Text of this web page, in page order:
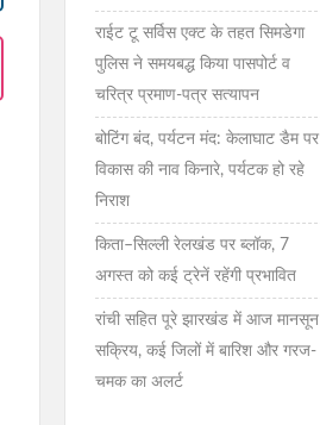
राईट टू सर्विस एक्ट के तहत सिमडेगा
पुलिस ने समयबद्ध किया पासपोर्ट व
चरित्र प्रमाण-पत्र सत्यापन
बोटिंग बंद, पर्यटन मंद: केलाघाट डैम पर
विकास की नाव किनारे, पर्यटक हो रहे
निराश
किता–सिल्ली रेलखंड पर ब्लॉक, 7
अगस्त को कई ट्रेनें रहेंगी प्रभावित
रांची सहित पूरे झारखंड में आज मानसून
सक्रिय, कई जिलों में बारिश और गरज-
चमक का अलर्ट